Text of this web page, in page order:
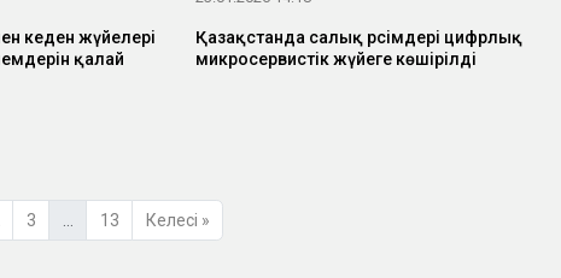
кеден жүйелері
қалай
Қазақстанда салық рәсімдері цифрлық
микросервистік жүйеге көшірілді
3 13 Келесі »